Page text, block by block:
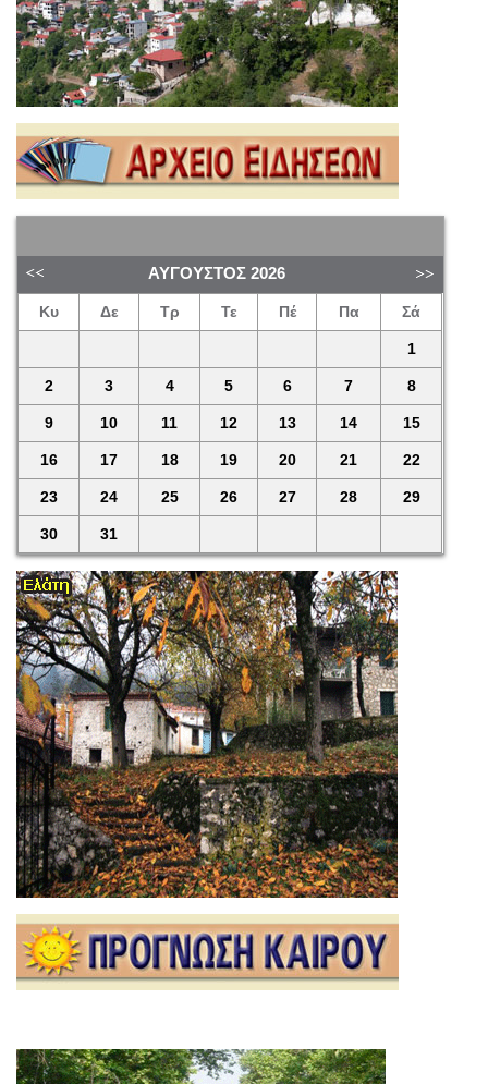
ΑΎΓΟΥΣΤΟΣ 2026
Κυ Δε Τρ Τε Πέ Πα Σά
1
2 3 4 5 6 7 8
9 10 11 12 13 14 15
16 17 18 19 20 21 22
23 24 25 26 27 28 29
30 31